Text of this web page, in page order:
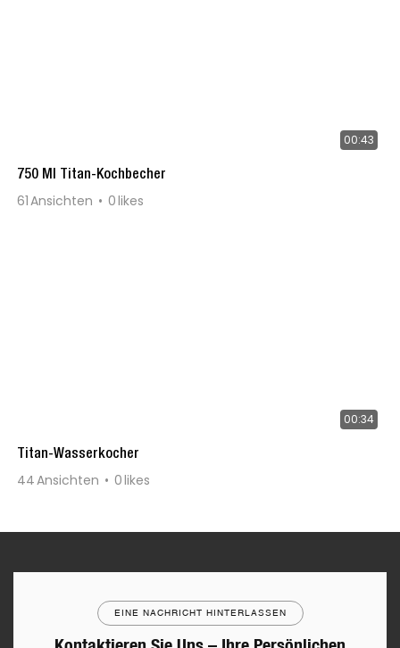
00:43
750 Ml Titan-Kochbecher
61Ansichten 0likes
00:34
Titan-Wasserkocher
44Ansichten 0likes
EINE NACHRICHT HINTERLASSEN